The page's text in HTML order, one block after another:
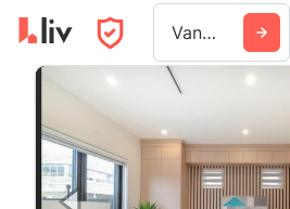
Vancouver